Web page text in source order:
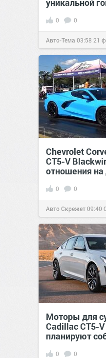
уникальной
0 0
Авто-Тема 03:58 21
Chevrolet
CT5-V
отношения на
0 0
Авто Скрежет09:40
Моторы для
Cadillac CT5-
планируют
0 0